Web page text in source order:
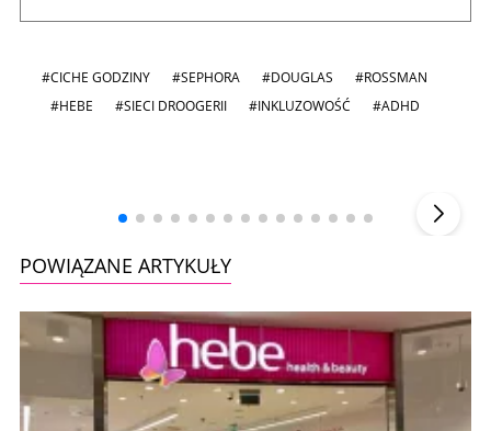
#CICHE GODZINY #SEPHORA #DOUGLAS
#ROSSMAN
#HEBE
#SIECI DROOGERII #INKLUZOWOŚĆ #ADHD
POWIĄZANE ARTYKUŁY